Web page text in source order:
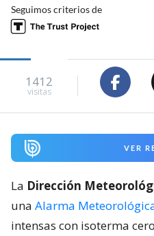
Seguimos criterios de
1412
visitas
VER
La Dirección
una Alarma
intensas con isoterma